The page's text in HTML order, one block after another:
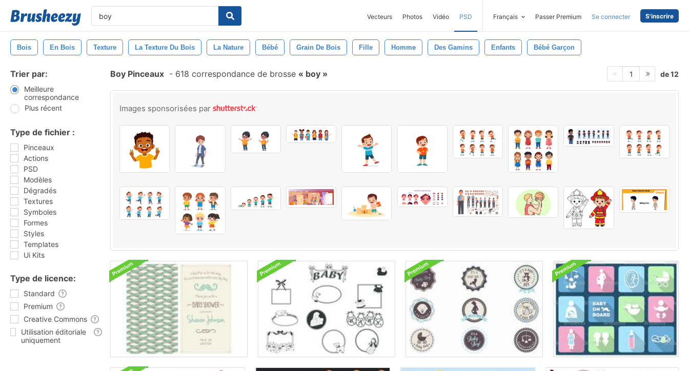
Vecteurs Photos Vidéo PSD Français Passer Premium Se connecter S'inscrire
Bois En Bois Texture La Texture Du Bois La Nature Bébé Grain De Bois Fille Homme Des Gamins Enfants Bébé Garçon
Trier par:
Meilleure
correspondance
Plus récent
Type de fichier :
Pinceaux
Actions
PSD
Modèles
Dégradés
Textures
Symboles
Formes
Styles
Templates
Ui Kits
Type de licence:
Standard
Premium
Creative Commons
Utilisation éditoriale
uniquement
Boy Pinceaux - 618 correspondance de brosse boy 1 de 12
Images sponsorisées par